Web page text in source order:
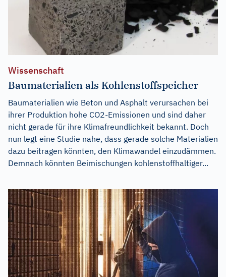
Wissenschaft
Baumaterialien als Kohlenstoffspeicher
Baumaterialien wie Beton und Asphalt verursachen bei
ihrer Produktion hohe CO2-Emissionen und sind daher
nicht gerade für ihre Klimafreundlichkeit bekannt. Doch
nun legt eine Studie nahe, dass gerade solche Materialien
dazu beitragen könnten, den Klimawandel einzudämmen.
Demnach könnten Beimischungen kohlenstoffhaltiger...